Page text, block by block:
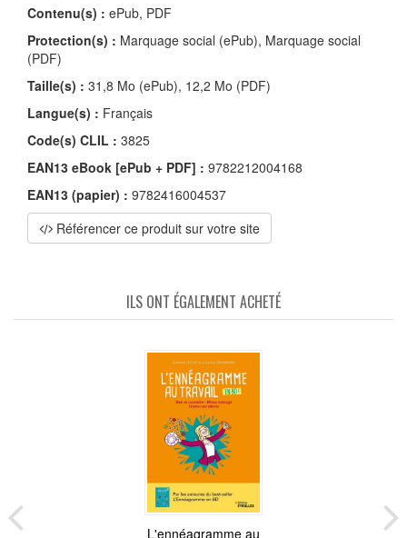
Contenu(s) : ePub, PDF
Protection(s) : Marquage social (ePub), Marquage social
(PDF)
Taille(s) : 31,8 Mo (ePub), 12,2 Mo (PDF)
Langue(s) : Français
Code(s) CLIL : 3825
EAN13 eBook [ePub + PDF] : 9782212004168
EAN13 (papier) : 9782416004537
Référencer ce produit sur votre site
ILS ONT ÉGALEMENT ACHETÉ
L'ennéagramme au